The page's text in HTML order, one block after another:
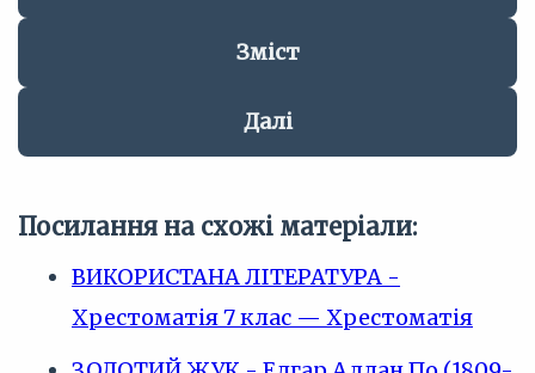
Зміст
Далі
Посилання на схожі матеріали:
ВИКОРИСТАНА ЛІТЕРАТУРА -
Хрестоматія 7 клас — Хрестоматія